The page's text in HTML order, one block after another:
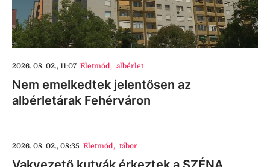
2026. 08. 02., 11:07 Életmód, albérlet
Nem emelkedtek jelentősen az
albérletárak Fehérváron
2026. 08. 02., 08:35 Életmód, tábor